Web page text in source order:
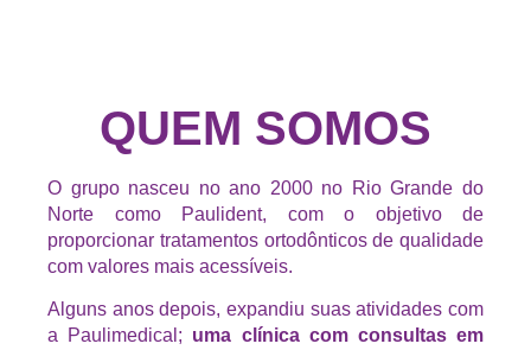
QUEM SOMOS
O grupo nasceu no ano 2000 no Rio Grande do
Norte como Paulident, com o objetivo de
proporcionar tratamentos ortodônticos de qualidade
com valores mais acessíveis.
Alguns anos depois, expandiu suas atividades com
a Paulimedical; uma clínica com consultas em